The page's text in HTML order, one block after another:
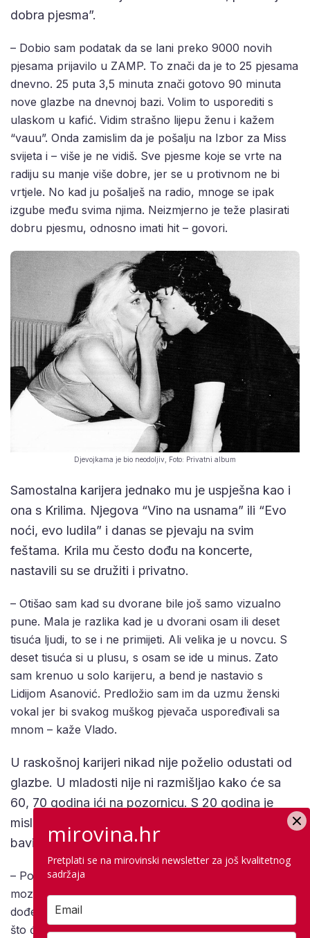
dobra pjesma”.
– Dobio sam podatak da se lani preko 9000 novih
pjesama prijavilo u ZAMP. To znači da je to 25 pjesama
dnevno. 25 puta 3,5 minuta znači gotovo 90 minuta
nove glazbe na dnevnoj bazi. Volim to usporediti s
ulaskom u kafić. Vidim strašno lijepu ženu i kažem
“vauu”. Onda zamislim da je pošalju na Izbor za Miss
svijeta i – više je ne vidiš. Sve pjesme koje se vrte na
radiju su manje više dobre, jer se u protivnom ne bi
vrtjele. No kad ju pošalješ na radio, mnoge se ipak
izgube među svima njima. Neizmjerno je teže plasirati
dobru pjesmu, odnosno imati hit – govori.
Djevojkama je bio neodoljiv, Foto: Privatni album
Samostalna karijera jednako mu je uspješna kao i
ona s Krilima. Njegova “Vino na usnama” ili “Evo
noći, evo ludila” i danas se pjevaju na svim
feštama. Krila mu često dođu na koncerte,
nastavili su se družiti i privatno.
– Otišao sam kad su dvorane bile još samo vizualno
pune. Mala je razlika kad je u dvorani osam ili deset
tisuća ljudi, to se i ne primijeti. Ali velika je u novcu. S
deset tisuća si u plusu, s osam se ide u minus. Zato
sam krenuo u solo karijeru, a bend je nastavio s
Lidijom Asanović. Predložio sam im da uzmu ženski
vokal jer bi svakog muškog pjevača uspoređivali sa
mnom – kaže Vlado.
U raskošnoj karijeri nikad nije poželio odustati od
glazbe. U mladosti nije ni razmišljao kako će sa
60, 70 godina ići na pozornicu. S 20 godina je
mislio da nakon 50-e nema života, i da će se
baviti tko zna čime. Ispalo je drugačije.
– Pokojni Rajko Dujmić rekao je “Tebe tvoj vlastiti
mozak zabavlja”. Stalno imam konstrukcije u glavi, ne
dođem nikad u fazu besperspektivnosti, razmišljanja
što ću dalje… držim se one Pađenove da Stonese
mirovina.hr
Pretplati se na mirovinski newsletter za još kvalitetnog
sadržaja